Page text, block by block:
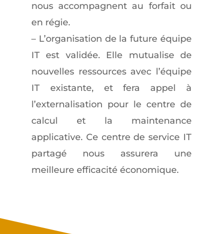
nous accompagnent au forfait ou
en régie.
– L’organisation de la future équipe
IT est validée. Elle mutualise de
nouvelles ressources avec l’équipe
IT existante, et fera appel à
l’externalisation pour le centre de
calcul et la maintenance
applicative. Ce centre de service IT
partagé nous assurera une
meilleure efficacité économique.